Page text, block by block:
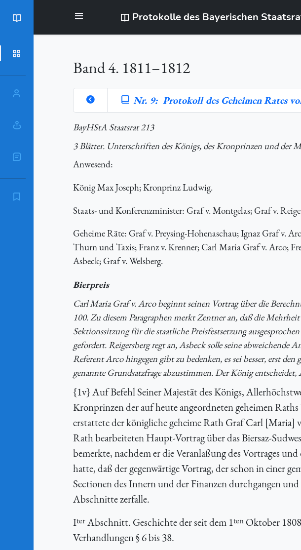
Protokolle des Bayerischen
Band 4. 1811–1812
Nr. 9: Protokoll des Geheimen Rates
BayHStA Staatsrat 213
3 Blätter. Unterschriften des Königs, des Kronprinzen und der
Anwesend:
König Max Joseph; Kronprinz Ludwig.
Staats- und Konferenzminister: Graf v. Montgelas; Graf v.
Geheime Räte: Graf v. Preysing-Hohenaschau; Ignaz Graf v.
Thurn und Taxis; Franz v. Krenner; Carl Maria Graf v. Arco;
Asbeck; Graf v. Welsberg.
Bierpreis
Carl Maria Graf v. Arco beginnt seinen Vortrag über die
100. Zu diesem Paragraphen merkt Zentner an, daß die
Sektionssitzung für die staatliche Preisfestsetzung
gefordert. Reigersberg regt an, Asbeck solle seine abweichende
Referent Arco hingegen gibt zu bedenken, es sei besser, erst
genannte Grundsatzfrage abzustimmen. Der König
{1v} Auf Befehl Seiner Majestät des Königs,
Kronprinzen der auf heute angeordneten geheimen
erstattete der königliche geheime Rath Graf Carl
Rath bearbeiteten Haupt-Vortrag über das Biersaz-
bemerkte, nachdem er die Veranlaßung des Vortrages
hatte, daß der gegenwärtige Vortrag, der schon in einer
Sectionen des Innern und der Finanzen durchgangen
Abschnitte zerfalle.
IterAbschnitt. Geschichte der seit dem 1ten Oktober
Verhandlungen § 6 bis 38.